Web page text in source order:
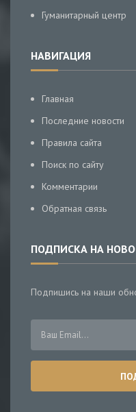
Гуманитарный центр
НАВИГАЦИЯ
Главная
Последние новости
Правила сайта
Поиск по сайту
Комментарии
Обратная связь
ПОДПИСКА НА
Подпишись на наши